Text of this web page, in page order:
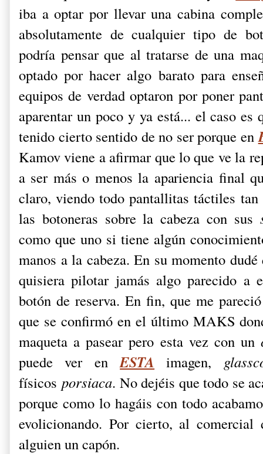
iba a optar por llevar una cabina
absolutamente de cualquier tipo de
podría pensar que al tratarse de una
optado por hacer algo barato para
equipos de verdad optaron por poner
aparentar un poco y ya está... el caso es
tenido cierto sentido de no ser porque en
Kamov viene a afirmar que lo que ve la
a ser más o menos la apariencia final
claro, viendo todo pantallitas táctiles
las botoneras sobre la cabeza con sus
como que uno si tiene algún
manos a la cabeza. En su momento
quisiera pilotar jamás algo parecido a
botón de reserva. En fin, que me
que se confirmó en el último MAKS
maqueta a pasear pero esta vez con un
puede ver enESTA imagen,
físicosporsiaca. No dejéis que todo se
porque como lo hagáis con todo
evolicionando. Por cierto, al
alguien un capón.